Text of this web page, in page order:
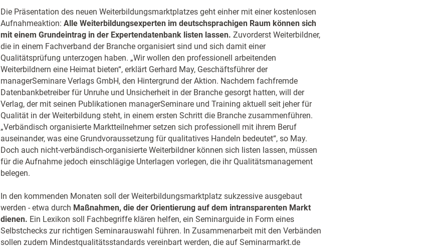
Die Präsentation des neuen Weiterbildungsmarktplatzes geht einher mit einer kostenlosen
Aufnahmeaktion: Alle Weiterbildungsexperten im deutschsprachigen Raum können sich
mit einem Grundeintrag in der Expertendatenbank listen lassen. Zuvorderst Weiterbildner,
die in einem Fachverband der Branche organisiert sind und sich damit einer
Qualitätsprüfung unterzogen haben. „Wir wollen den professionell arbeitenden
Weiterbildnern eine Heimat bieten“, erklärt Gerhard May, Geschäftsführer der
managerSeminare Verlags GmbH, den Hintergrund der Aktion. Nachdem fachfremde
Datenbankbetreiber für Unruhe und Unsicherheit in der Branche gesorgt hatten, will der
Verlag, der mit seinen Publikationen managerSeminare und Training aktuell seit jeher für
Qualität in der Weiterbildung steht, in einem ersten Schritt die Branche zusammenführen.
„Verbändisch organisierte Marktteilnehmer setzen sich professionell mit ihrem Beruf
auseinander, was eine Grundvoraussetzung für qualitatives Handeln bedeutet“, so May.
Doch auch nicht-verbändisch-organisierte Weiterbildner können sich listen lassen, müssen
für die Aufnahme jedoch einschlägige Unterlagen vorlegen, die ihr Qualitätsmanagement
belegen.
In den kommenden Monaten soll der Weiterbildungsmarktplatz sukzessive ausgebaut
werden - etwa durch Maßnahmen, die der Orientierung auf dem intransparenten Markt
dienen. Ein Lexikon soll Fachbegriffe klären helfen, ein Seminarguide in Form eines
Selbstchecks zur richtigen Seminarauswahl führen. In Zusammenarbeit mit den Verbänden
sollen zudem Mindestqualitätsstandards vereinbart werden, die auf Seminarmarkt.de